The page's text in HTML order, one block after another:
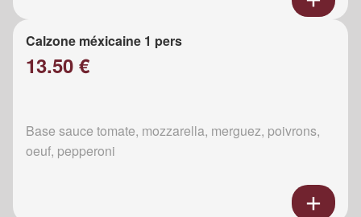
Calzone méxicaine 1 pers
13.50 €
Base sauce tomate, mozzarella, merguez, poivrons,
oeuf, pepperoni